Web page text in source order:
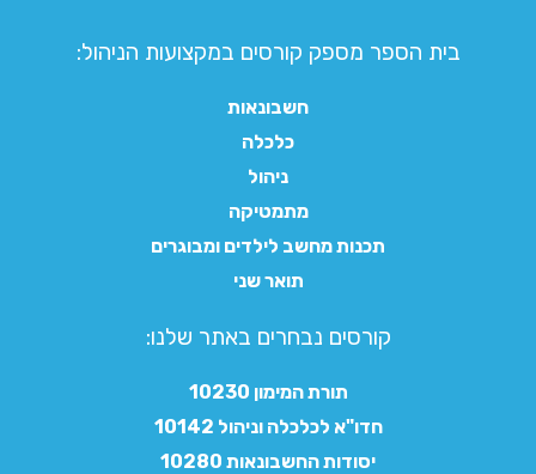
בית הספר מספק קורסים במקצועות הניהול:
חשבונאות
כלכלה
ניהול
מתמטיקה
תכנות מחשב לילדים ומבוגרים
תואר שני
קורסים נבחרים באתר שלנו:​
תורת המימון 10230
חדו"א לכלכלה וניהול 10142
יסודות החשבונאות 10280